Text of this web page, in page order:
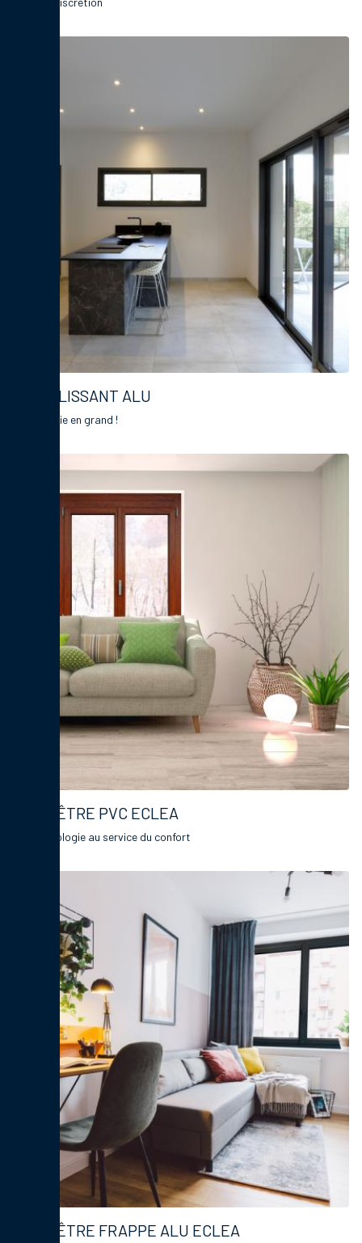
COULISSANT ALU
Voyez la vie en grand !
FENÊTRE PVC ECLEA
La technologie au service du confort
FENÊTRE FRAPPE ALU ECLEA